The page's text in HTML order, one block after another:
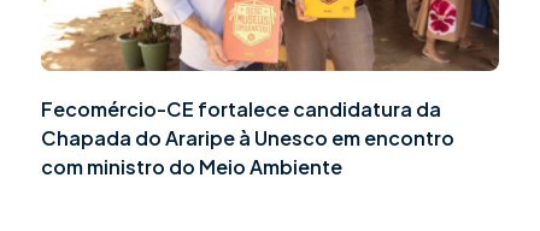
Fecomércio-CE fortalece candidatura da
Chapada do Araripe à Unesco em encontro
com ministro do Meio Ambiente